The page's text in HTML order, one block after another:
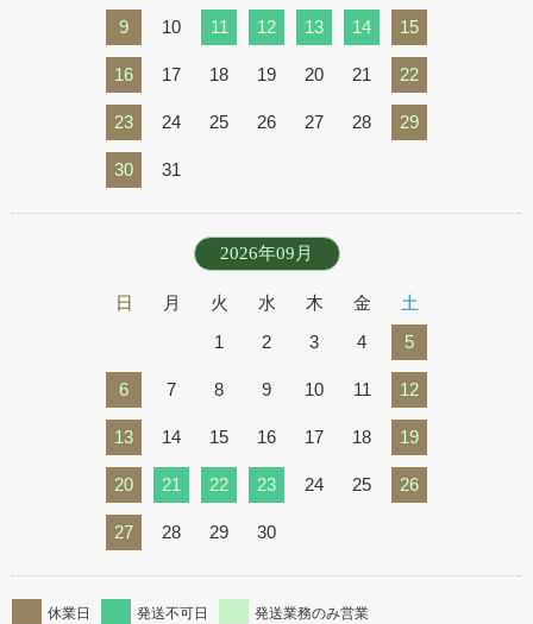
9 10 11 12 13 14 15
16 17 18 19 20 21 22
23 24 25 26 27 28 29
30 31
2026年09月
日 月 火 水 木 金
土
1
2 3 4 5
6 7 8 9 10 11 12
13 14 15 16 17 18 19
20 21 22 23 24 25 26
27 28 29 30
休業日 発送不可日 発送業務のみ営業